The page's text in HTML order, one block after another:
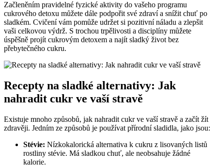
Začleněním pravidelné fyzické aktivity do vašeho programu
cukrového detoxu můžete dále podpořit své zdraví a snížit chuť po
sladkém. Cvičení vám pomůže udržet si pozitivní náladu a zlepšit
vaši celkovou výdrž. S trochou trpělivosti a disciplíny můžete
úspěšně projít cukrovým detoxem a najít sladký život bez
přebytečného cukru.
Recepty na sladké alternativy: Jak
nahradit cukr ve vaší stravě
Existuje mnoho způsobů, jak nahradit cukr ve vaší stravě a začít žít
zdravěji. Jedním ze způsobů je používat přírodní sladidla, jako jsou:
Stévie: Nízkokalorická alternativa k cukru z lisovaných listů
rostliny stévie. Má sladkou chuť, ale neobsahuje žádné
kalorie.